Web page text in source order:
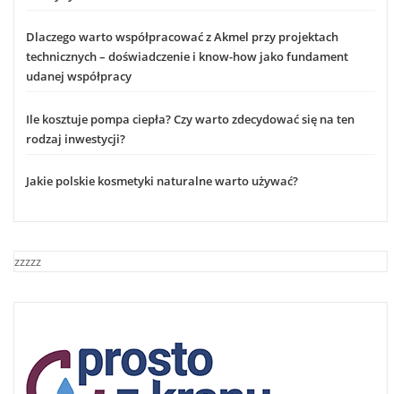
Dlaczego warto współpracować z Akmel przy projektach
technicznych – doświadczenie i know-how jako fundament
udanej współpracy
Ile kosztuje pompa ciepła? Czy warto zdecydować się na ten
rodzaj inwestycji?
Jakie polskie kosmetyki naturalne warto używać?
zzzzz